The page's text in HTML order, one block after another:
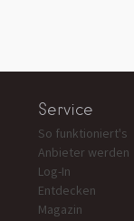
Service
So funktioniert's
Anbieter werden
Log-In
Entdecken
Magazin